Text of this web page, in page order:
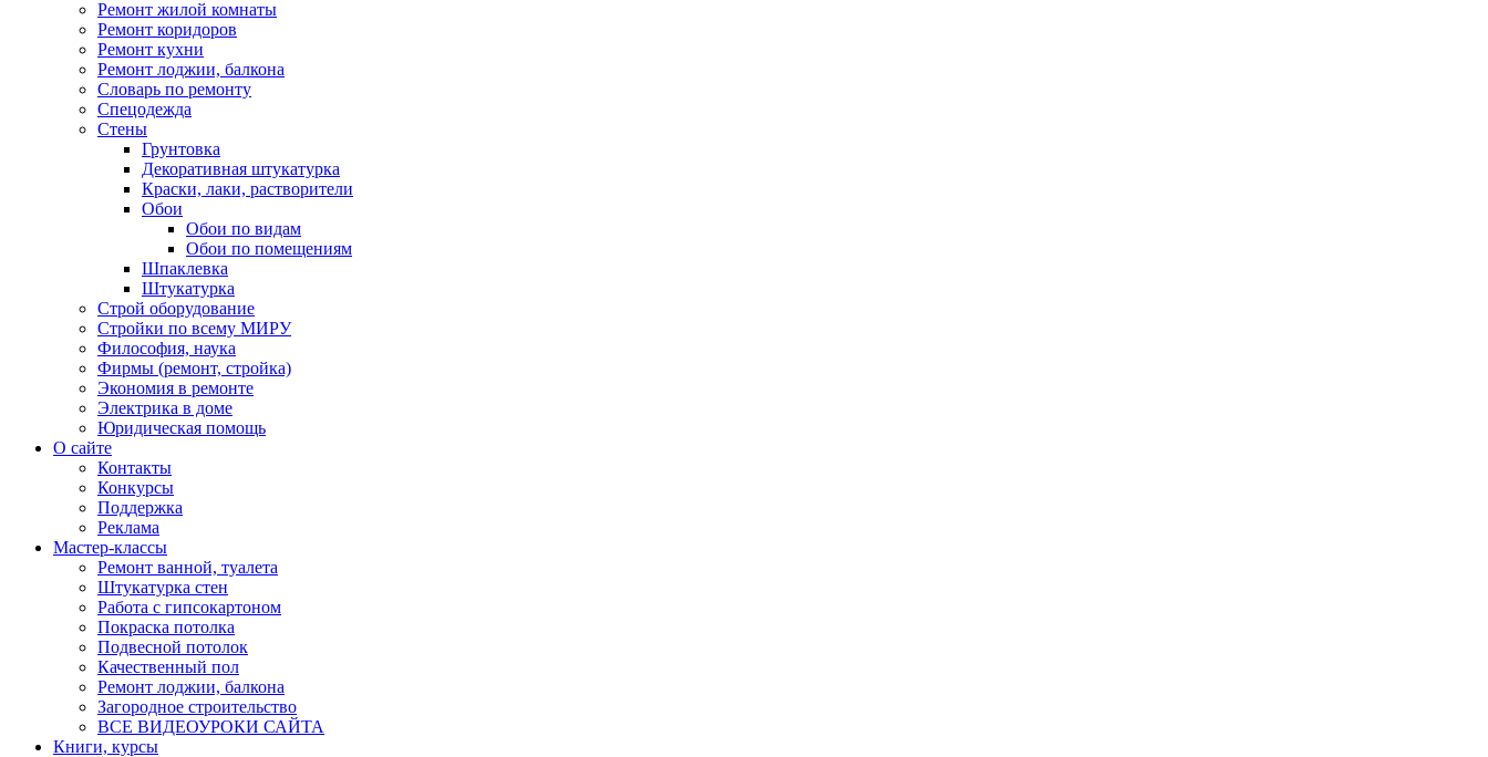
Ремонт жилой комнаты
Ремонт коридоров
Ремонт кухни
Ремонт лоджии, балкона
Словарь по ремонту
Спецодежда
Стены
Грунтовка
Декоративная штукатурка
Краски, лаки, растворители
Обои
Обои по видам
Обои по помещениям
Шпаклевка
Штукатурка
Строй оборудование
Стройки по всему МИРУ
Философия, наука
Фирмы (ремонт, стройка)
Экономия в ремонте
Электрика в доме
Юридическая помощь
О сайте
Контакты
Конкурсы
Поддержка
Реклама
Мастер-классы
Ремонт ванной, туалета
Штукатурка стен
Работа с гипсокартоном
Покраска потолка
Подвесной потолок
Качественный пол
Ремонт лоджии, балкона
Загородное строительство
ВСЕ ВИДЕОУРОКИ САЙТА
Книги, курсы